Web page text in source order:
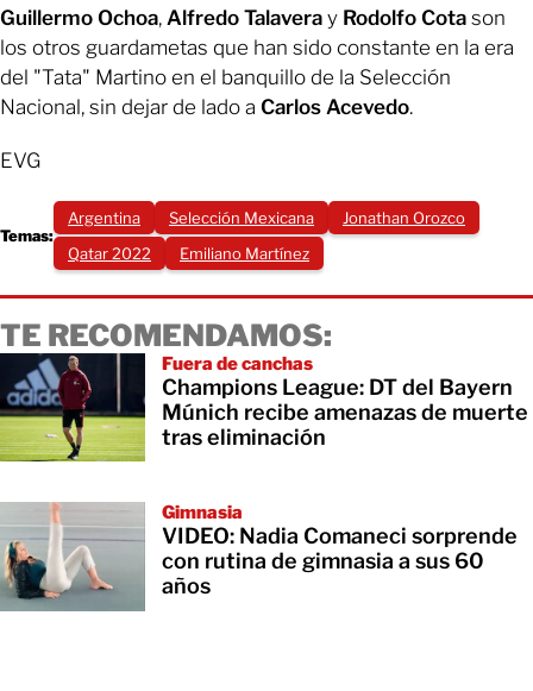
Guillermo Ochoa, Alfredo Talavera y Rodolfo Cota son
los otros guardametas que han sido constante en la era
del "Tata" Martino en el banquillo de la Selección
Nacional, sin dejar de lado a Carlos Acevedo.
EVG
Temas:
Argentina Selección Mexicana
Jonathan Orozco
Qatar 2022
Emiliano Martínez
TE RECOMENDAMOS:
Fuera de canchas
Champions League: DT del Bayern
Múnich recibe amenazas de muerte
tras eliminación
Gimnasia
VIDEO: Nadia Comaneci sorprende
con rutina de gimnasia a sus 60
años